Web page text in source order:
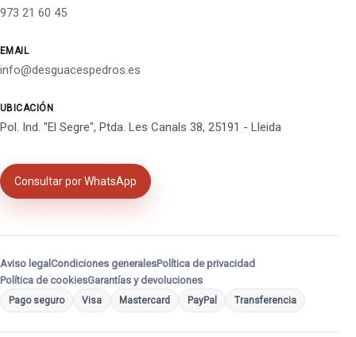
973 21 60 45
EMAIL
info@desguacespedros.es
UBICACIÓN
Pol. Ind. "El Segre", Ptda. Les Canals 38, 25191 - Lleida
Consultar por WhatsApp
Aviso legal Condiciones generalesPolítica de privacidad
Política de cookiesGarantías y devoluciones
Pago seguro Visa Mastercard PayPal Transferencia